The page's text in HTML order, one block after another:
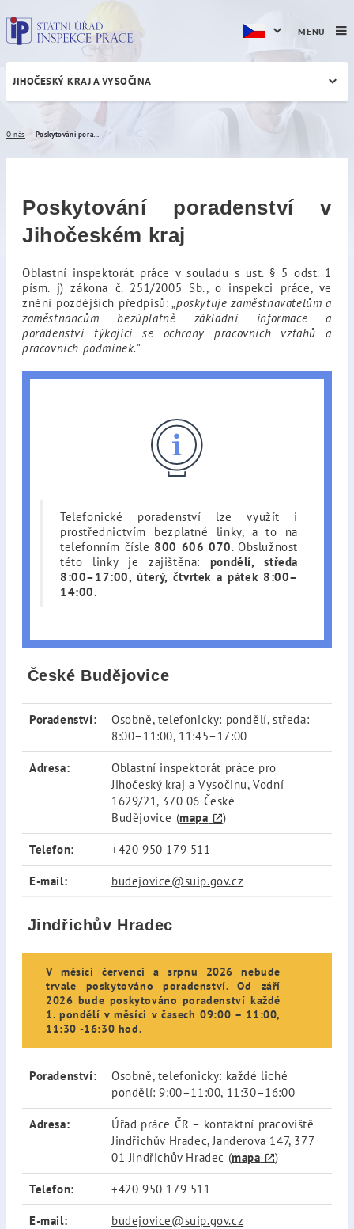
Poskytování poradenství
JIHOČESKÝ KRAJ A VYSOČINA
O nás
Poskytování poradenství v
Jihočeském kraj
Oblastní inspektorát práce v souladu s ust. § 5 odst. 1
písm. j) zákona č. 251/2005 Sb., o inspekci práce, ve
znění pozdějších předpisů:„poskytuje zaměstnavatelům a
zaměstnancům bezúplatně základní informace a
poradenství týkající se ochrany pracovních vztahů a
pracovních podmínek."
Telefonické poradenství lze využít i
prostřednictvím bezplatné linky, a to na
telefonním čísle 800 606 070. Obslužnost
této linky je zajištěna: pondělí, středa
8:00–17:00, úterý, čtvrtek a pátek 8:00–
14:00.
České Budějovice
Poradenství:
Osobně, telefonicky: pondělí, středa:
8:00–11:00, 11:45–17:00
Adresa:
Oblastní inspektorát práce pro
Jihočeský kraj a Vysočinu, Vodní
1629/21, 370 06 České
Budějovice (mapa )
Telefon: +420 950 179 511
E-mail: budejovice@suip.gov.cz
Jindřichův Hradec
V měsíci červenci a srpnu 2026 nebude
trvale poskytováno poradenství. Od září
2026 bude poskytováno poradenství každé
1. pondělí v měsíci v časech 09:00 – 11:00,
11:30 -16:30 hod.
Poradenství:
Osobně, telefonicky: každé liché
pondělí: 9:00–11:00, 11:30–16:00
Adresa:
Úřad práce ČR – kontaktní pracoviště
Jindřichův Hradec, Janderova 147, 377
01 Jindřichův Hradec (mapa )
Telefon: +420 950 179 511
E-mail: budejovice@suip.gov.cz
MENU